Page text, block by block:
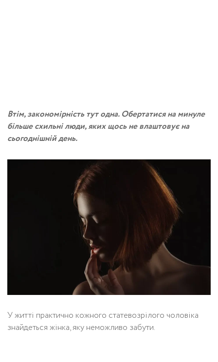
Втім, закономірність тут одна. Обертатися на минуле
більше схильні люди, яких щось не влаштовує на
сьогоднішній день.
У житті практично кожного статевозрілого чоловіка
знайдеться жінка, яку неможливо забути.